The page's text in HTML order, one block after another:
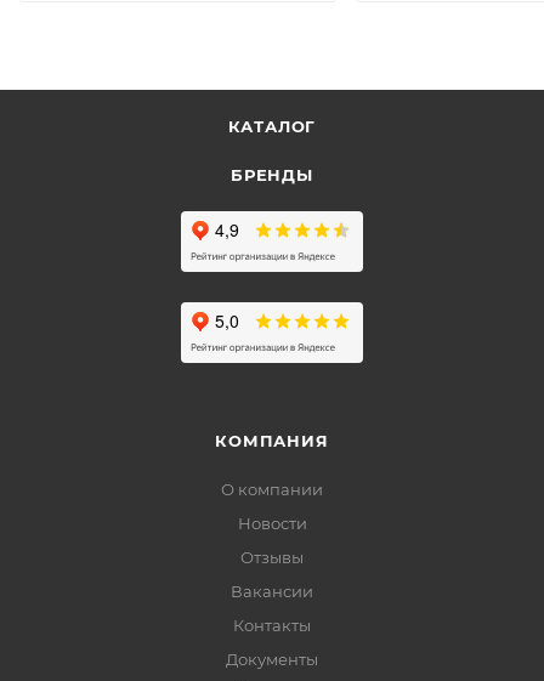
КАТАЛОГ
БРЕНДЫ
КОМПАНИЯ
О компании
Новости
Отзывы
Вакансии
Контакты
Документы